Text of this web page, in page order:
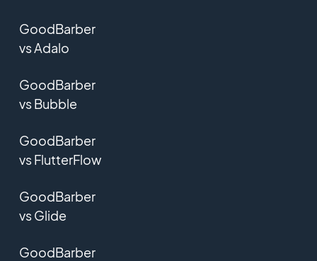
GoodBarber
vs Adalo
GoodBarber
vs Bubble
GoodBarber
vs FlutterFlow
GoodBarber
vs Glide
GoodBarber